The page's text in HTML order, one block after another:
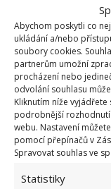
Abychom poskytli co
ukládání a/nebo
soubory cookies.
partnerům umožní
procházení nebo
odvolání souhlasu
Kliknutím níže
podrobnější
webu. Nastavení
pomocí přepínačů v
Spravovat souhlas ve
Statistiky
rostliny vysaďte
jejich části a
můžete i
květináčů,
rozdrtit třeba
Mořské řasy
Máte-li tu
mořské řasy.